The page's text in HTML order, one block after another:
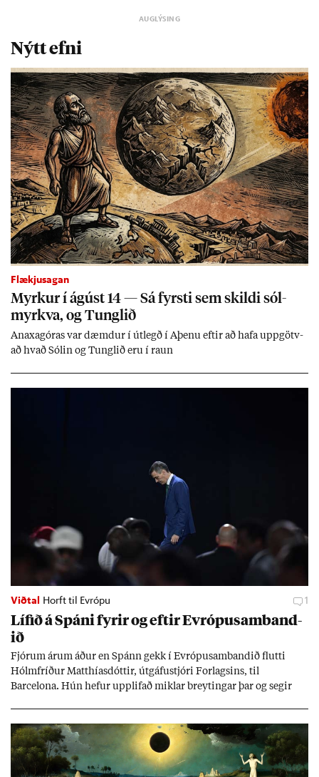
Nýtt efni
Flækjusagan
Myrk­ur í ág­úst 14 — Sá fyrsti sem skildi sól­
myrkva, og Tungl­ið
An­axagór­as var dæmd­ur í út­legð í Aþenu eft­ir að hafa upp­götv­
að hvað Sól­in og Tungl­ið eru í raun
Viðtal Horft til Evrópu 1
Líf­ið á Spáni fyr­ir og eft­ir Evr­ópu­sam­band­
ið
Fjór­um ár­um áð­ur en Spánn gekk í Evr­ópu­sam­band­ið flutti
Hólm­fríð­ur Matth­ías­dótt­ir, út­gáfu­stjóri For­lags­ins, til
Barcelona. Hún hef­ur upp­lif­að mikl­ar breyt­ing­ar þar og seg­ir
jafnt sem styrkj­um til menn­ing­ar­mála. Þá hafi katalónsk­an hlot­
ið með­byr.